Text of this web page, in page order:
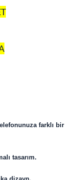
farklı bir
tasarım.